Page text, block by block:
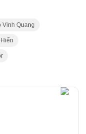
Vinh Quang